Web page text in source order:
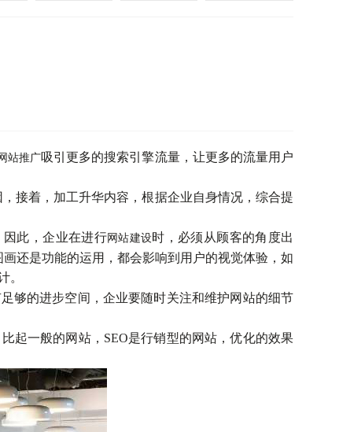
站推广吸引更多的搜索引擎流量，让更多的流量用户
接着，加工升华内容，根据企业自身情况，综合提
此，企业在进行网站建设时，必须从顾客的角度出
还是功能的运用，都会影响到用户的视觉体验，如
。
够的进步空间，企业要随时关注和维护网站的细节
起一般的网站，SEO是行销型的网站，优化的效果